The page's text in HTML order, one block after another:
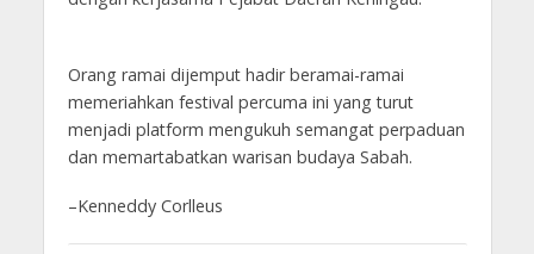
Orang ramai dijemput hadir beramai-ramai
memeriahkan festival percuma ini yang turut
menjadi platform mengukuh semangat perpaduan
dan memartabatkan warisan budaya Sabah.
–Kenneddy Corlleus